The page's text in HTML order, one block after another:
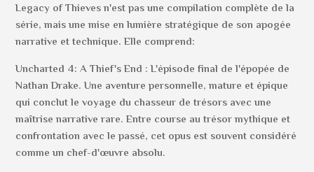
Legacy of Thieves n'est pas une compilation complète de la
série, mais une mise en lumière stratégique de son apogée
narrative et technique. Elle comprend:
Uncharted 4: A Thief's End : L'épisode final de l'épopée de
Nathan Drake. Une aventure personnelle, mature et épique
qui conclut le voyage du chasseur de trésors avec une
maîtrise narrative rare. Entre course au trésor mythique et
confrontation avec le passé, cet opus est souvent considéré
comme un chef-d'œuvre absolu.